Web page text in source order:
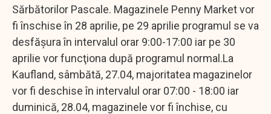
Sărbătorilor Pascale. Magazinele Penny Market vor
fi înschise în 28 aprilie, pe 29 aprilie programul se va
desfăşura în intervalul orar 9:00-17:00 iar pe 30
aprilie vor funcţiona după programul normal.La
Kaufland, sâmbătă, 27.04, majoritatea magazinelor
vor fi deschise în intervalul orar 07:00 - 18:00 iar
duminică, 28.04, magazinele vor fi închise, cu